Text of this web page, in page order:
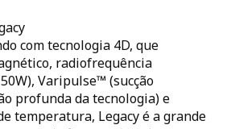
com tecnologia 4D, que
radiofrequência
Varipulse™ (sucção
profunda da tecnologia) e
temperatura, Legacy é a grande